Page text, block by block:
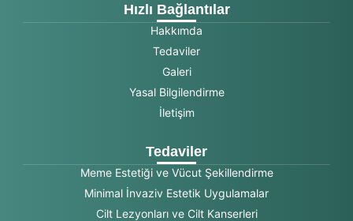
Hızlı Bağlantılar
Hakkımda
Tedaviler
Galeri
Yasal Bilgilendirme
İletişim
Tedaviler
Meme Estetiği ve Vücut Şekillendirme
Minimal İnvaziv Estetik Uygulamalar
Cilt Lezyonları ve Cilt Kanserleri